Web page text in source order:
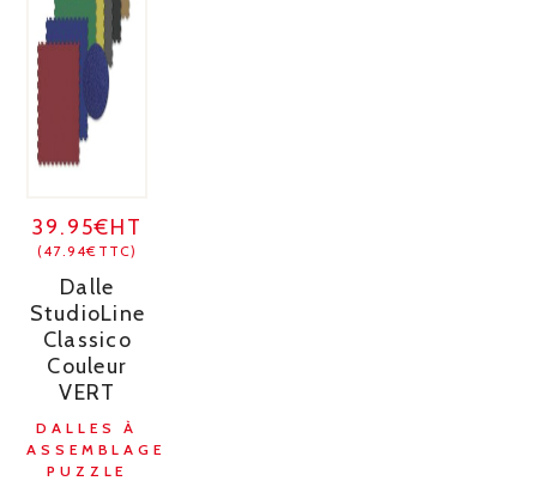
39.95€HT
(47.94€TTC)
Dalle
StudioLine
Classico
Couleur
VERT
DALLES À
ASSEMBLAGE
PUZZLE